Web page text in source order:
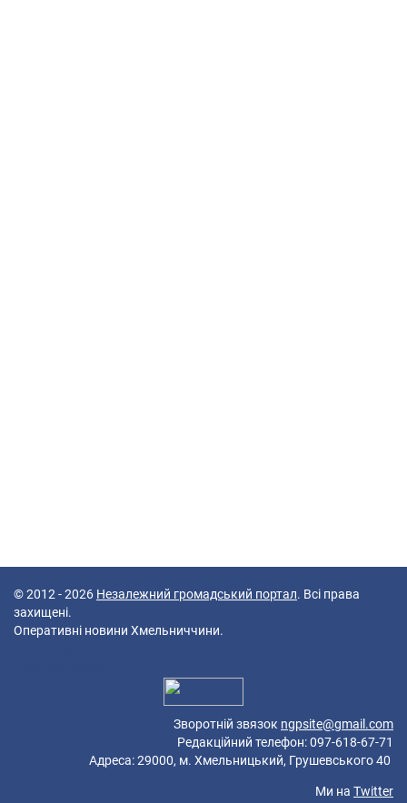
© 2012 - 2026 Незалежний громадський портал. Всі права
захищені.
Оперативні новини Хмельниччини.
Зворотній звязок ngpsite@gmail.com
Редакційний телефон: 097-618-67-71
Адреса: 29000, м. Хмельницький, Грушевського 40
Ми на Twitter